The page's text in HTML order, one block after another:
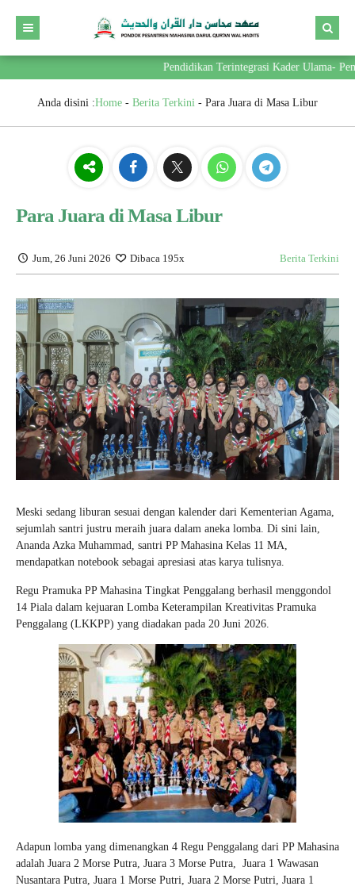
Pendidikan Terintegrasi Kader Ulama-
Anda disini :Home - Berita Terkini - Para Juara di Masa Libur
Para Juara di Masa Libur
Jum, 26 Juni 2026 Dibaca 195x Berita Terkini
Meski sedang liburan sesuai dengan kalender dari Kementerian Agama,
sejumlah santri justru meraih juara dalam aneka lomba. Di sini lain,
Ananda Azka Muhammad, santri PP Mahasina Kelas 11 MA,
mendapatkan notebook sebagai apresiasi atas karya tulisnya.
Regu Pramuka PP Mahasina Tingkat Penggalang berhasil menggondol
14 Piala dalam kejuaran Lomba Keterampilan Kreativitas Pramuka
Penggalang (LKKPP) yang diadakan pada 20 Juni 2026.
Adapun lomba yang dimenangkan 4 Regu Penggalang dari PP Mahasina
adalah Juara 2 Morse Putra, Juara 3 Morse Putra, Juara 1 Wawasan
Nusantara Putra, Juara 1 Morse Putri, Juara 2 Morse Putri, Juara 1